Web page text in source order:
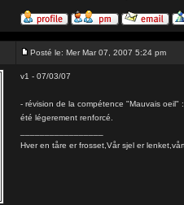
Posté le: Mer Mar 07, 2007 5:24 pm
v1 - 07/03/07
- révision de la compétence "Mauvais
été légerement renforcé.
Hver en tåre er frosset,Vår sjel er